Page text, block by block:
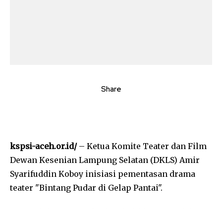
Share
kspsi-aceh.or.id/– Ketua Komite Teater dan Film
Dewan Kesenian Lampung Selatan (DKLS) Amir
Syarifuddin Koboy inisiasi pementasan drama
teater "Bintang Pudar di Gelap Pantai".